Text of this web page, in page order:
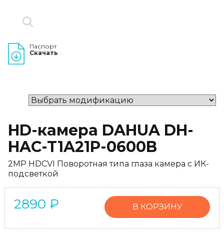
Паспорт
Скачать
HD-камера DAHUA DH-
HAC-T1A21P-0600B
2MP HDCVI Поворотная типа глаза камера с ИК-
подсветкой
2890 ₽ В КОРЗИНУ